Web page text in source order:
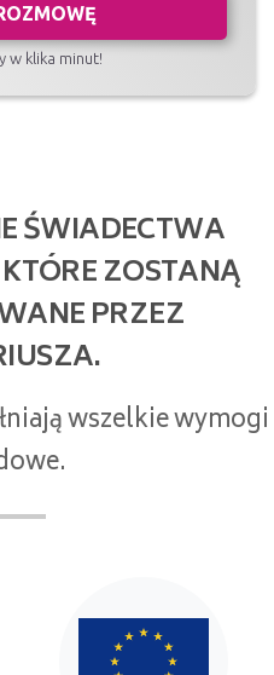
w klika minut!
ŚWIADECTWA
ZOSTANĄ
PRZEZ
wszelkie wymogi